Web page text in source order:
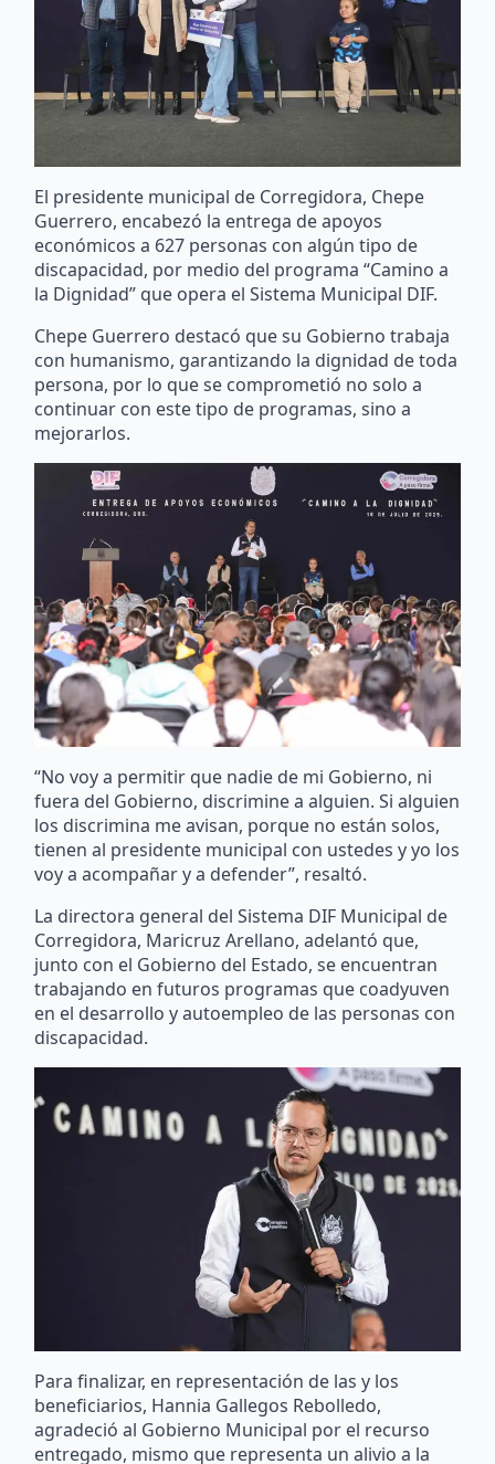
El presidente municipal de Corregidora, Chepe
Guerrero, encabezó la entrega de apoyos
económicos a 627 personas con algún tipo de
discapacidad, por medio del programa “Camino a
la Dignidad” que opera el Sistema Municipal DIF.
Chepe Guerrero destacó que su Gobierno trabaja
con humanismo, garantizando la dignidad de toda
persona, por lo que se comprometió no solo a
continuar con este tipo de programas, sino a
mejorarlos.
“No voy a permitir que nadie de mi Gobierno, ni
fuera del Gobierno, discrimine a alguien. Si alguien
los discrimina me avisan, porque no están solos,
tienen al presidente municipal con ustedes y yo los
voy a acompañar y a defender”, resaltó.
La directora general del Sistema DIF Municipal de
Corregidora, Maricruz Arellano, adelantó que,
junto con el Gobierno del Estado, se encuentran
trabajando en futuros programas que coadyuven
en el desarrollo y autoempleo de las personas con
discapacidad.
Para finalizar, en representación de las y los
beneficiarios, Hannia Gallegos Rebolledo,
agradeció al Gobierno Municipal por el recurso
entregado, mismo que representa un alivio a la